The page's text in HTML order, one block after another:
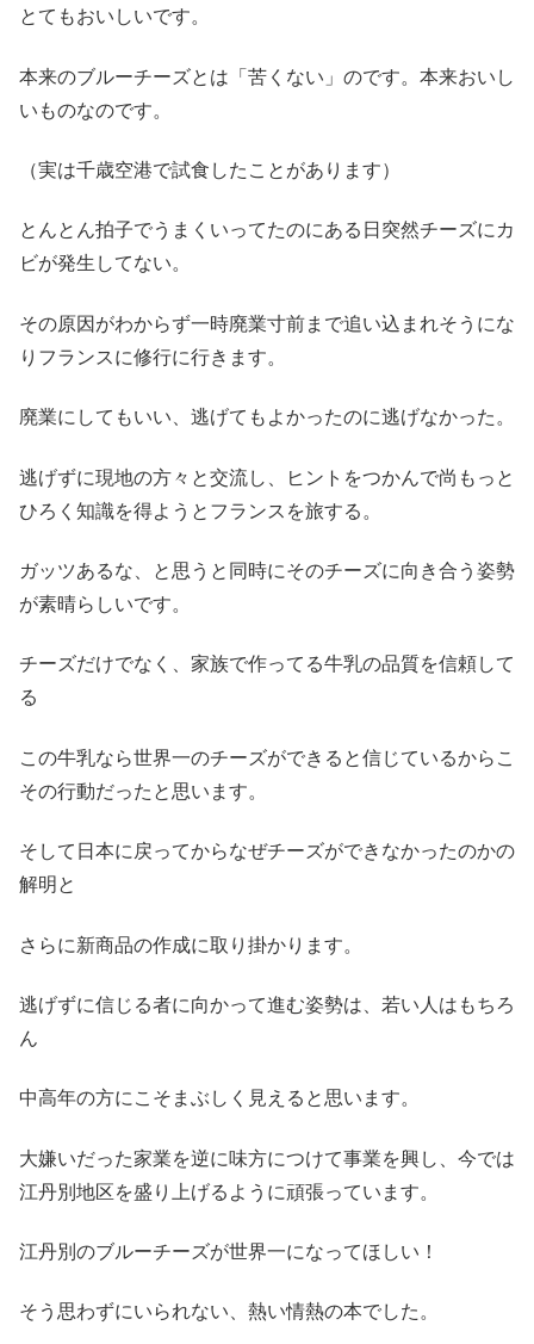
とてもおいしいです。
本来のブルーチーズとは「苦くない」のです。本来おいし
いものなのです。
（実は千歳空港で試食したことがあります）
とんとん拍子でうまくいってたのにある日突然チーズにカ
ビが発生してない。
その原因がわからず一時廃業寸前まで追い込まれそうにな
りフランスに修行に行きます。
廃業にしてもいい、逃げてもよかったのに逃げなかった。
逃げずに現地の方々と交流し、ヒントをつかんで尚もっと
ひろく知識を得ようとフランスを旅する。
ガッツあるな、と思うと同時にそのチーズに向き合う姿勢
が素晴らしいです。
チーズだけでなく、家族で作ってる牛乳の品質を信頼して
る
この牛乳なら世界一のチーズができると信じているからこ
その行動だったと思います。
そして日本に戻ってからなぜチーズができなかったのかの
解明と
さらに新商品の作成に取り掛かります。
逃げずに信じる者に向かって進む姿勢は、若い人はもちろ
ん
中高年の方にこそまぶしく見えると思います。
大嫌いだった家業を逆に味方につけて事業を興し、今では
江丹別地区を盛り上げるように頑張っています。
江丹別のブルーチーズが世界一になってほしい！
そう思わずにいられない、熱い情熱の本でした。